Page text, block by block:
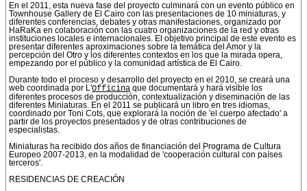
En el 2011, esta nueva fase del proyecto culminará con un evento público en
Townhouse Gallery de El Cairo con las presentaciones de 10 miniaturas, y
diferentes conferencias, debates y otras manifestaciones, organizado por
HaRaKa en colaboración con las cuatro organizaciones de la red y otras
instituciones locales e internacionales. El objetivo principal de este evento es
presentar diferentes aproximaciones sobre la temática del Amor y la
percepción del Otro y los diferentes contextos en los que la mirada opera,
empezando por el público y la comunidad artística de El Cairo.
Durante todo el proceso y desarrollo del proyecto en el 2010, se creará una
web coordinada por L'Officina que documentará y hará visible los
diferentes procesos de producción, contextualización y diseminación de las
diferentes Miniaturas. En el 2011 se publicará un libro en tres idiomas,
coordinado por Toni Cots, que explorará la noción de 'el cuerpo afectado' a
partir de los proyectos presentados y de otras contribuciones de
especialistas.
Miniaturas ha recibido dos años de financiación del Programa de Cultura
Europeo 2007-2013, en la modalidad de 'cooperación cultural con países
terceros'.
RESIDENCIAS DE CREACIÓN